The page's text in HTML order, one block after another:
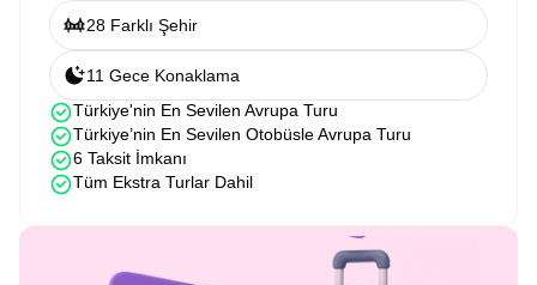
28 Farklı Şehir
11 Gece Konaklama
Türkiye'nin En Sevilen Avrupa Turu
Türkiye’nin En Sevilen Otobüsle Avrupa Turu
6 Taksit İmkanı
Tüm Ekstra Turlar Dahil